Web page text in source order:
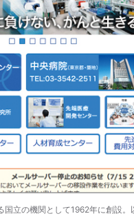
立の機関として1962年に創設